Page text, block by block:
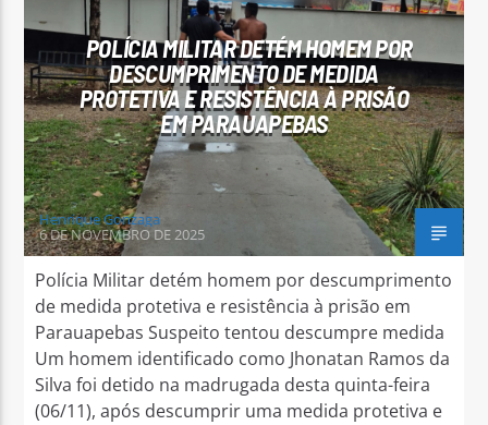
Arara Azul FM
POLÍCIA MILITAR DETÉM HOMEM POR
DESCUMPRIMENTO DE MEDIDA
PROTETIVA E RESISTÊNCIA À PRISÃO
EM PARAUAPEBAS
Henrique Gonzaga
6 DE NOVEMBRO DE 2025
Polícia Militar detém homem por descumprimento
de medida protetiva e resistência à prisão em
Parauapebas Suspeito tentou descumpre medida
Um homem identificado como Jhonatan Ramos da
Silva foi detido na madrugada desta quinta-feira
(06/11), após descumprir uma medida protetiva e